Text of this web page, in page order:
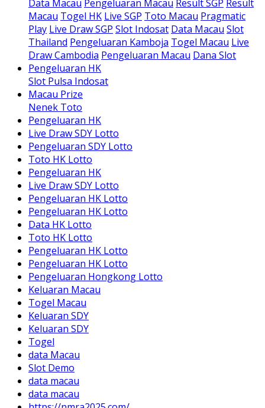
Data Macau Pengeluaran Macau Result SGP Result
Macau Togel HK Live SGP Toto Macau Pragmatic
Play Live Draw SGP Slot Indosat Data Macau Slot
Thailand Pengeluaran Kamboja Togel Macau Live
Draw Cambodia Pengeluaran Macau Dana Slot
Pengeluaran HK
Slot Pulsa Indosat
Macau Prize
Nenek Toto
Pengeluaran HK
Live Draw SDY Lotto
Pengeluaran SDY Lotto
Toto HK Lotto
Pengeluaran HK
Live Draw SDY Lotto
Pengeluaran HK Lotto
Pengeluaran HK Lotto
Data HK Lotto
Toto HK Lotto
Pengeluaran HK Lotto
Pengeluaran HK Lotto
Pengeluaran Hongkong Lotto
Keluaran Macau
Togel Macau
Keluaran SDY
Keluaran SDY
Togel
data Macau
Slot Demo
data macau
data macau